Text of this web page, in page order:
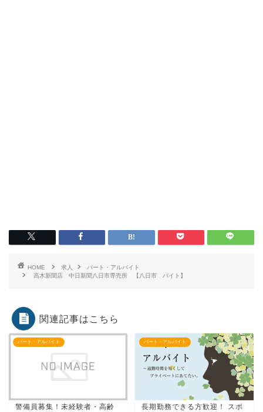
HOME 求人
パート・アルバイト
高木新聞店 中日新聞八日市専売所 【八日市 バイト】
関連記事はこちら
パート・アルバイト
警備員募集！未経験者・高齢
パート・アルバイト
長期勤務できる方歓迎！ スポ